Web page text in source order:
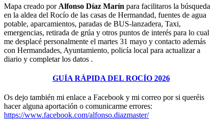
Mapa creado por Alfonso Díaz Marín para facilitaros la búsqueda
en la aldea del Rocío de las casas de Hermandad, fuentes de agua
potable, aparcamientos, paradas de BUS-lanzadera, Taxi,
emergencias, retirada de grúa y otros puntos de interés para lo cual
me desplacé personalmente el martes 31 mayo y contacto además
con Hermandades, Ayuntamiento, policía local para actualizar a
diario y completar los datos .
GUÍA RÁPIDA DEL ROCÍO 2026
Os dejo también mi enlace a Facebook y mi correo por si queréis
hacer alguna aportación o comunicarme errores:
https://www.facebook.com/alfonso.diazmaster/
¿Cuándo se construyó la primera ermita?
El traslado cada siete años
¿Cuales son los actos principales que se celebran en el
Rocío?